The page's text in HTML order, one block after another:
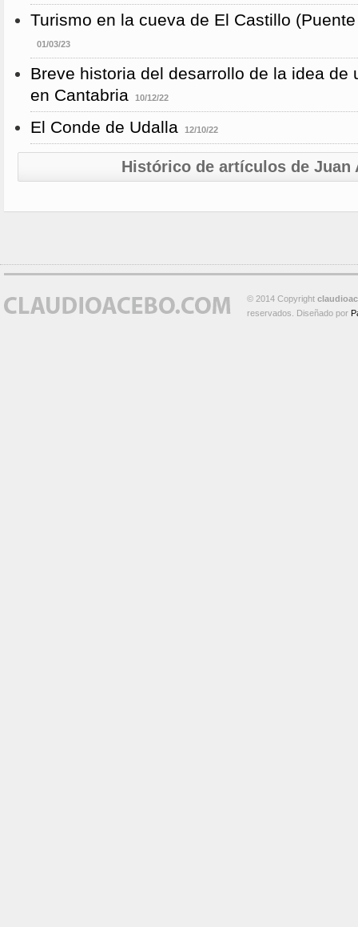
Turismo en la cueva de El Castillo
01/03/23
Breve historia del desarrollo de la idea de
en Cantabria
10/12/22
El Conde de Udalla 12/10/22
Histórico de artículos de Juan
© 2014 Copyright
reservados. Diseñado por